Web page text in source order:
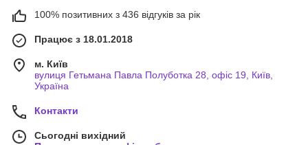
100% позитивних з 436 відгуків за рік
Працює з 18.01.2018
м. Київ
вулиця Гетьмана Павла Полуботка 28, офіс 19, Київ,
Україна
Контакти
Сьогодні вихідний